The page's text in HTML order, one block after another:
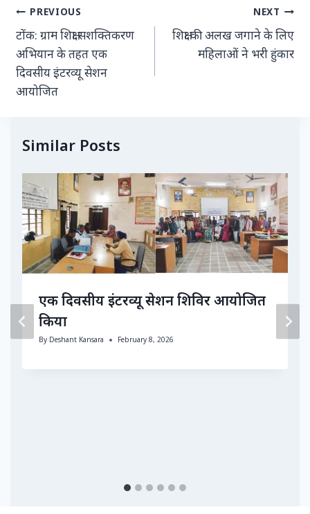
PREVIOUS
टोंक: ग्राम शिक्षा सशक्तिकरण
अभियान के तहत एक
दिवसीय इंटरव्यू सेशन
आयोजित
NEXT
शिक्षा की अलख जगाने के लिए
महिलाओं ने भरी हुंकार
Similar Posts
एक दिवसीय इंटरव्यू सेशन शिविर आयोजित
किया
By Deshant Kansara February 8, 2026